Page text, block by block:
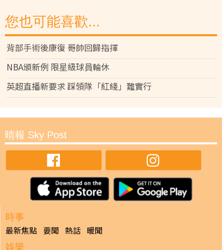
您也可能喜歡...
背部手術後康復 哥帥回歸指揮
NBA頒新例 限星級球員輪休
英超直播新要求 踩領隊「紅綫」難實行
晴報 Sky Post
時事
最新焦點 要聞 熱話 暖聞
娛樂